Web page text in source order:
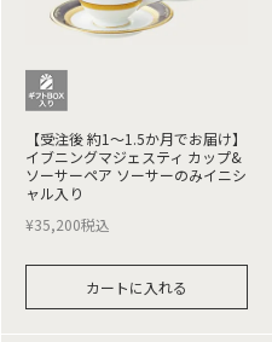
【受注後 約1～1.5か月でお届け】
イブニングマジェスティ カップ&
ソーサーペア ソーサーのみイニシ
ャル入り
¥35,200税込
カートに入れる